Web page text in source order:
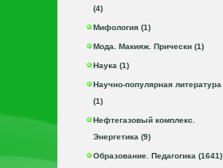
(4)
Мифология (1)
Мода. Макияж. Прически (1)
Наука (1)
Научно-популярная литература
(1)
Нефтегазовый комплекс.
Энергетика (9)
Образование. Педагогика (1641)